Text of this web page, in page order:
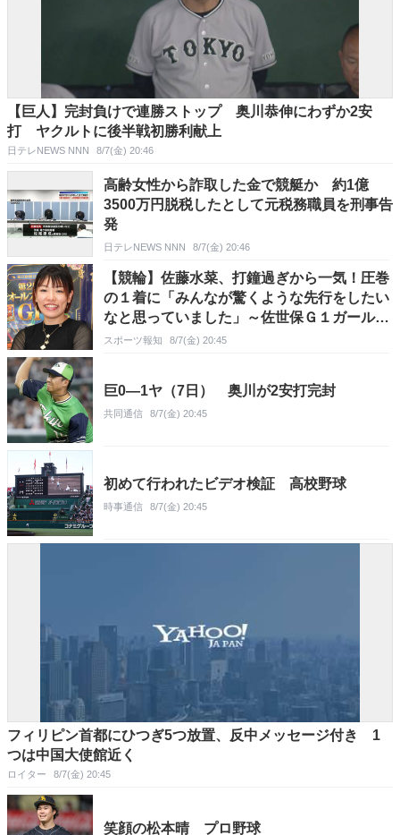
【巨人】完封負けで連勝ストップ 奥川恭伸にわずか2安
打 ヤクルトに後半戦初勝利献上
日テレNEWS NNN 8/7(金) 20:46
高齢女性から詐取した金で競艇か 約1億
3500万円脱税したとして元税務職員を刑事告
発
日テレNEWS NNN 8/7(金) 20:46
【競輪】佐藤水菜、打鐘過ぎから一気！圧巻
の１着に「みんなが驚くような先行をしたい
なと思っていました」～佐世保Ｇ１ガールズ
ドリームレース
スポーツ報知 8/7(金) 20:45
巨0―1ヤ（7日） 奥川が2安打完封
共同通信 8/7(金) 20:45
初めて行われたビデオ検証 高校野球
時事通信 8/7(金) 20:45
フィリピン首都にひつぎ5つ放置、反中メッセージ付き 1
つは中国大使館近く
ロイター 8/7(金) 20:45
笑顔の松本晴 プロ野球